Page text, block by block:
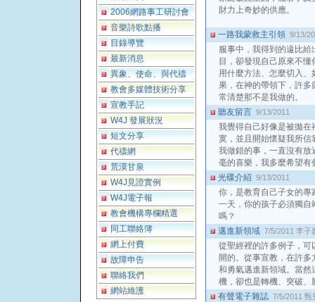
2006網路事工研討會
音樂詩歌點播
目錄導覽
最新消息
異象、使命、與代禱
教會多媒體技術分享
宣教手記
W4J 發展狀況
短文分享
代禱網
荒漠甘泉
W4J見證實例
W4J電子報
教會機構專欄精選
同工聯絡簿
網上付費
故障申告
聯絡我們
網站維護
財力上奇妙的供應。
一路我蒙救主引領 9/13/
服事中，我得到的遠比
目，卻發現自己原來不
用什麼方法、怎麼切入
果，在神的帶領下，許多
常清楚那不是我做的。
聽友留言 9/13/2011
我覺得自己好像是被拋在
寞，並且開始懷疑我所信
我做錯的事，一直沒有放
毫的喜樂，我多麼希望有
光碟介紹 9/13/2011
你，是教育自己子女的專
一天，你的孩子必須獨自
嗎？
邁進新領域 7/5/2011 李子
從聖經裡的許多例子，可
開的。從事宣教，在許
和勇氣邁進新領域。當然
機，卻也是轉機、突破、
有聲電子雜誌 7/5/2011 甄